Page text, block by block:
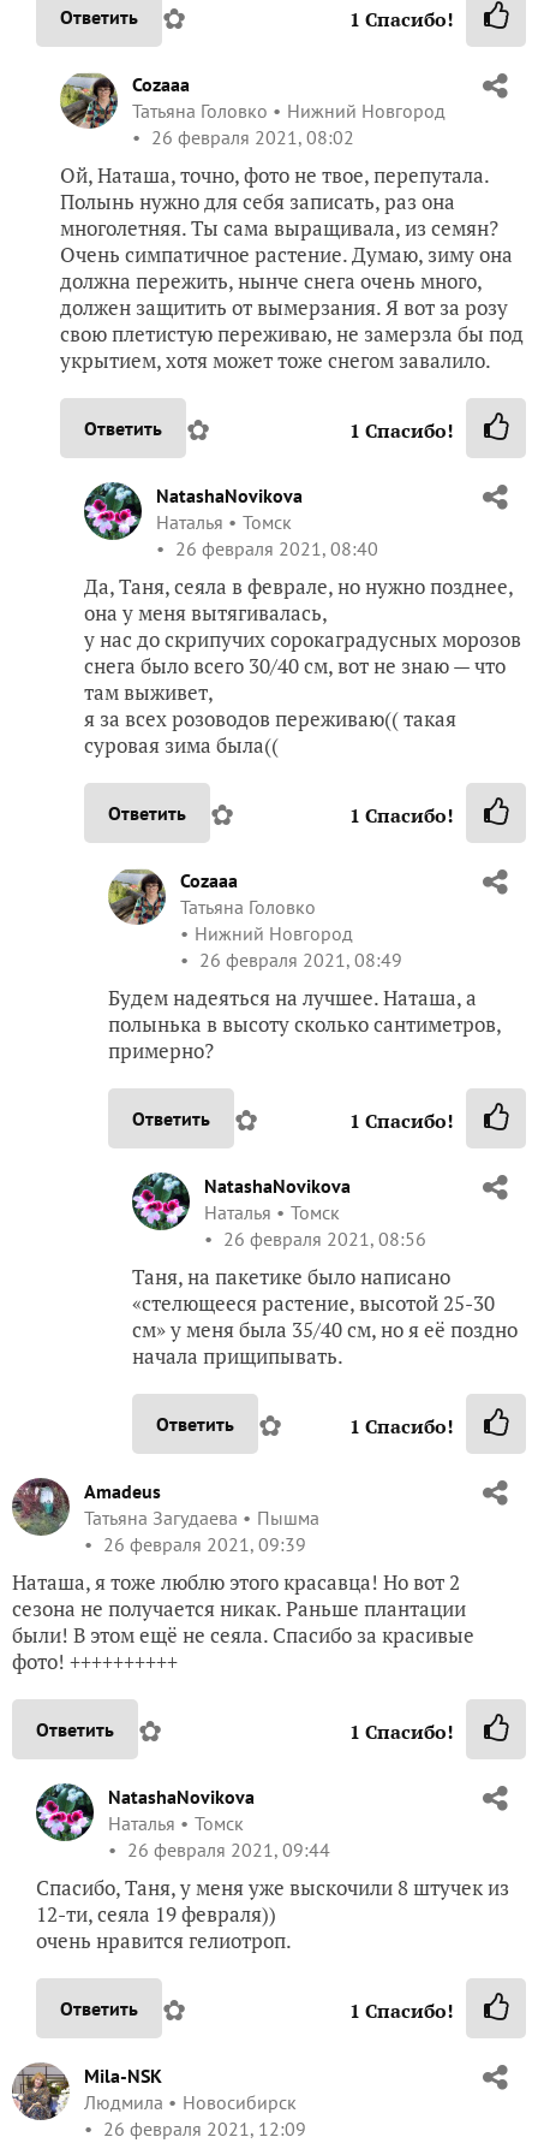
Ответить ✿ 1 Спасибо!
Cozaaa
Татьяна Головко
Нижний Новгород
26 февраля 2021, 08:02
Ой, Наташа, точно, фото не твое, перепутала.
Полынь нужно для себя записать, раз она
многолетняя. Ты сама выращивала, из семян?
Очень симпатичное растение. Думаю, зиму она
должна пережить, нынче снега очень много,
должен защитить от вымерзания. Я вот за розу
свою плетистую переживаю, не замерзла бы под
укрытием, хотя может тоже снегом завалило.
Ответить ✿ 1 Спасибо!
NatashaNovikova
Наталья
Томск
26 февраля 2021, 08:40
Да, Таня, сеяла в феврале, но нужно позднее,
она у меня вытягивалась,
у нас до скрипучих сорокаградусных морозов
снега было всего 30/40 см, вот не знаю — что
там выживет,
я за всех розоводов переживаю(( такая
суровая зима была((
Ответить ✿ 1 Спасибо!
Cozaaa
Татьяна Головко
Нижний Новгород
26 февраля 2021, 08:49
Будем надеяться на лучшее. Наташа, а
полынька в высоту сколько сантиметров,
примерно?
Ответить ✿ 1 Спасибо!
NatashaNovikova
Наталья
Томск
26 февраля 2021, 08:56
Таня, на пакетике было написано
«стелющееся растение, высотой 25-30
см» у меня была 35/40 см, но я её поздно
начала прищипывать.
Ответить ✿ 1 Спасибо!
Amadeus
Татьяна Загудаева
Пышма
26 февраля 2021, 09:39
Наташа, я тоже люблю этого красавца! Но вот 2
сезона не получается никак. Раньше плантации
были! В этом ещё не сеяла. Спасибо за красивые
фото! ++++++++++
Ответить ✿ 1 Спасибо!
NatashaNovikova
Наталья
Томск
26 февраля 2021, 09:44
Спасибо, Таня, у меня уже выскочили 8 штучек из
12-ти, сеяла 19 февраля))
очень нравится гелиотроп.
Ответить ✿ 1 Спасибо!
Mila-NSK
Людмила
Новосибирск
26 февраля 2021, 12:09